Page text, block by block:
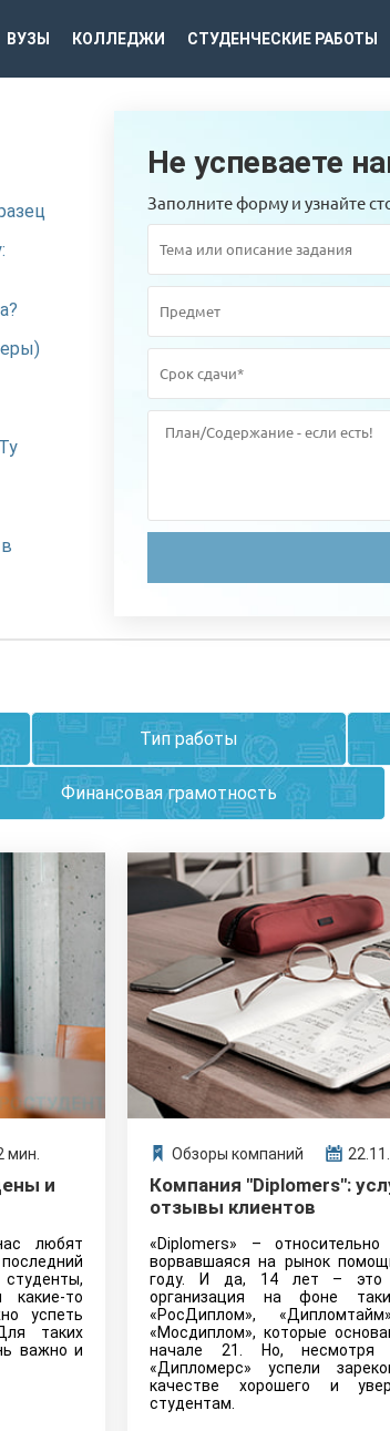
ВУЗЫ КОЛЛЕДЖИ СТУДЕНЧЕСКИЕ РАБОТЫ
Не успеваете
Заполните форму и узнайте
Тип работы
Финансовая грамотность
мин.
и
любят
какие-то
успеть
таких
важно и
Обзоры компаний
Компания "Diplomers":
отзывы клиентов
«Diplomers» –
ворвавшаяся на рынок
году. И да, 14 лет – это
организация на фоне
«РосДиплом»,
«Мосдиплом», которые
начале 21. Но, несмотря
«Дипломерс» успели
качестве хорошего и
студентам.